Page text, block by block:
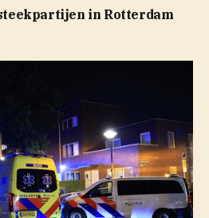
in Rotterdam